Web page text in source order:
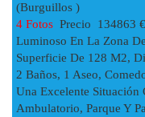
(Burguillos )
4 Fotos Precio 134863
Luminoso En La Zona
Superficie De 128 M2,
2 Baños, 1 Aseo,
Una Excelente Situación
Ambulatorio, Parque Y